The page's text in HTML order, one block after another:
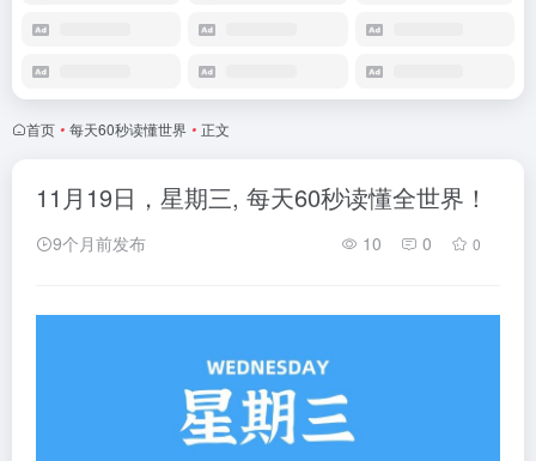
首页 • 每天60秒读懂世界 • 正文
11月19日，星期三, 每天60秒读懂全世界！
9个月前发布 10 0 0